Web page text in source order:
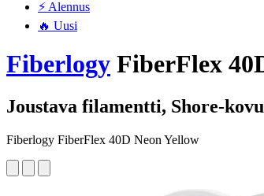
⚡ Alennus
🔥 Uusi
Fiberlogy FiberFlex
Joustava filamentti, Shore-
Fiberlogy FiberFlex 40D Neon Yellow